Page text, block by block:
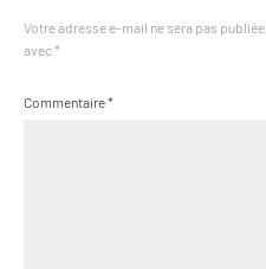
Votre adresse e-mail ne sera pas publiée.
avec *
Commentaire*